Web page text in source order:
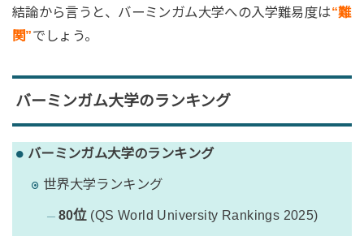
結論から言うと、バーミンガム大学への入学難易度は“難
関”でしょう。
バーミンガム大学のランキング
バーミンガム大学のランキング
世界大学ランキング
80位(QS World University Rankings 2025)